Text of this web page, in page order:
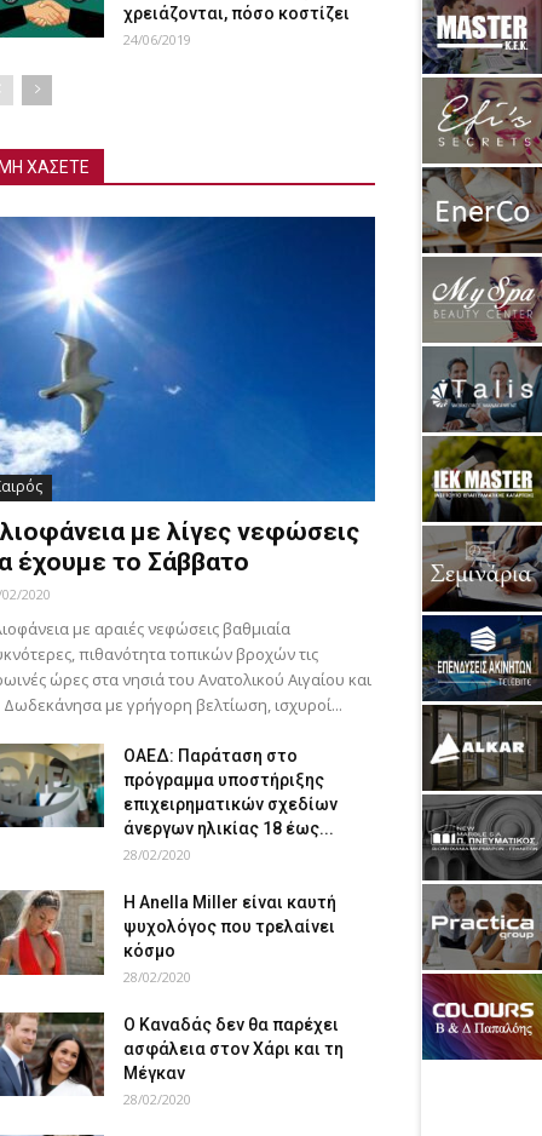
χρειάζονται, πόσο κοστίζει
24/06/2019
ΧΑΣΕΤΕ
με λίγες νεφώσεις
έχουμε το Σάββατο
2020
με αραιές νεφώσεις βαθμιαία
πιθανότητα τοπικών βροχών τις
ώρες στα νησιά του Ανατολικού Αιγαίου και
Δωδεκάνησα με γρήγορη βελτίωση, ισχυροί...
ΟΑΕΔ: Παράταση στο
πρόγραμμα υποστήριξης
επιχειρηματικών σχεδίων
άνεργων ηλικίας 18 έως...
28/02/2020
Η Anella Miller είναι καυτή
ψυχολόγος που τρελαίνει
κόσμο
28/02/2020
Ο Καναδάς δεν θα παρέχει
ασφάλεια στον Χάρι και τη
Μέγκαν
28/02/2020